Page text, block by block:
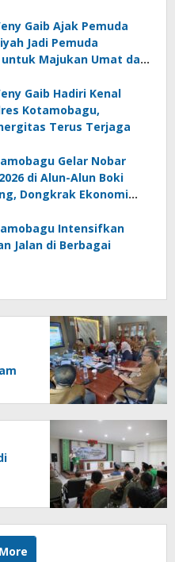
Gaib Ajak Pemuda
Jadi Pemuda
Majukan Umat dan
Gaib Hadiri Kenal
Kotamobagu,
Terus Terjaga
Gelar Nobar
di Alun-Alun Boki
Dongkrak Ekonomi
Intensifkan
Jalan di Berbagai